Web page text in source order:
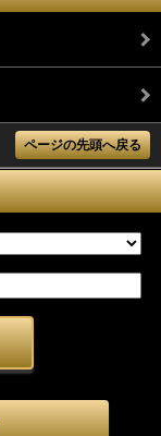
ページの先頭へ戻る